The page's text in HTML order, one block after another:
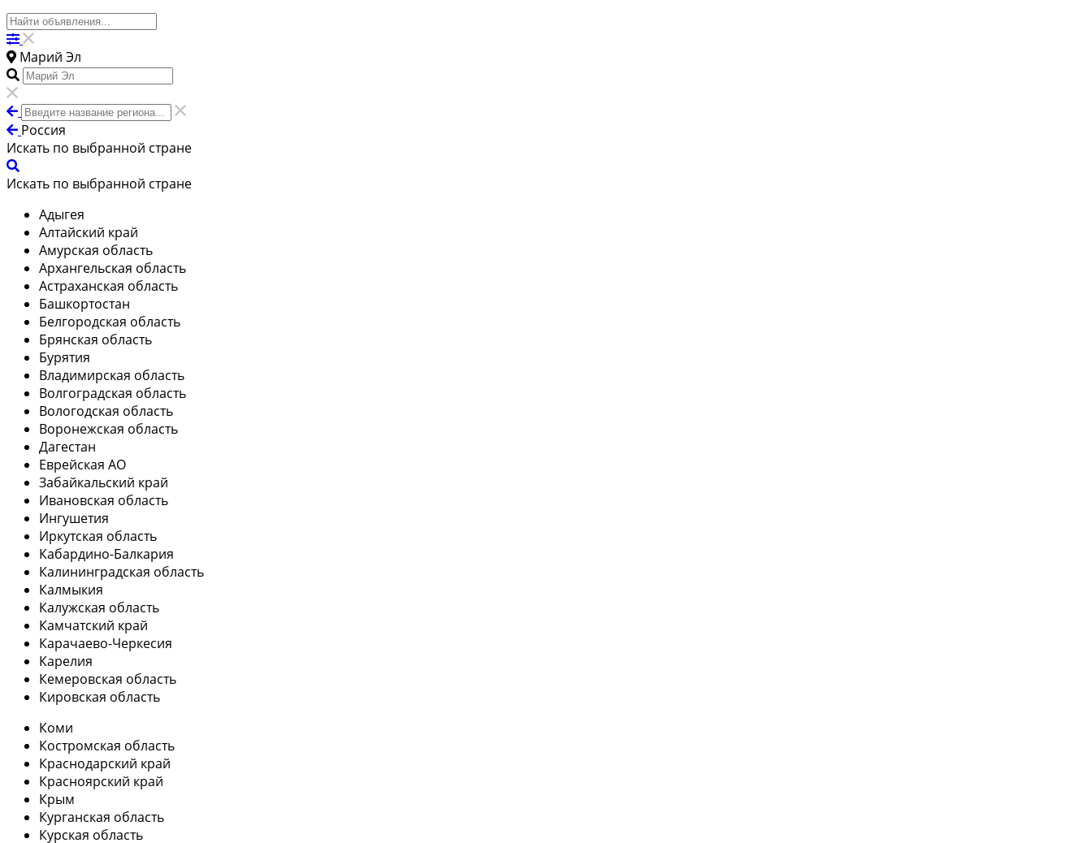
Марий Эл
Россия
Искать по выбранной стране
Искать по выбранной стране
Адыгея
Алтайский край
Амурская область
Архангельская область
Астраханская область
Башкортостан
Белгородская область
Брянская область
Бурятия
Владимирская область
Волгоградская область
Вологодская область
Воронежская область
Дагестан
Еврейская АО
Забайкальский край
Ивановская область
Ингушетия
Иркутская область
Кабардино-Балкария
Калининградская область
Калмыкия
Калужская область
Камчатский край
Карачаево-Черкесия
Карелия
Кемеровская область
Кировская область
Коми
Костромская область
Краснодарский край
Красноярский край
Крым
Курганская область
Курская область